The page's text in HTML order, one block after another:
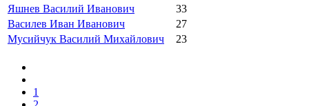
Яшнев Василий Иванович
33
Василев Иван Иванович
27
Мусийчук Василий Михайлович
23
1